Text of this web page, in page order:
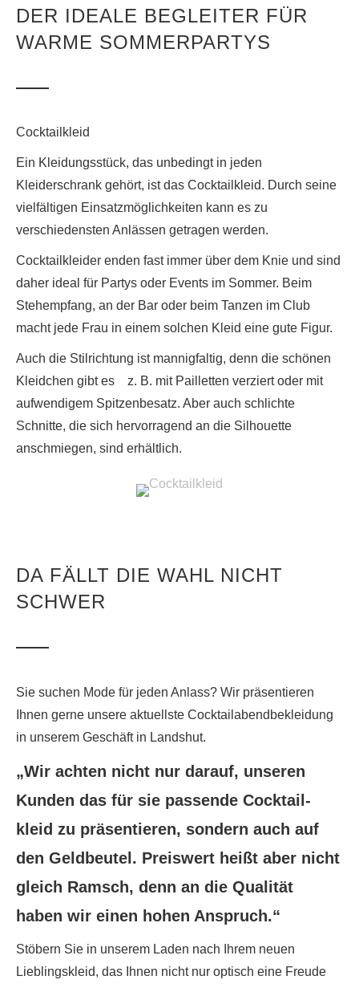
DER IDEALE BEGLEITER FÜR
WARME SOMMERPARTYS
Cocktailkleid
Ein Kleidungsstück, das unbedingt in jeden
Kleiderschrank gehört, ist das Cocktailkleid. Durch seine
vielfältigen Einsatzmöglichkeiten kann es zu
verschiedensten Anlässen getragen werden.
Cocktailkleider enden fast immer über dem Knie und sind
daher ideal für Partys oder Events im Sommer. Beim
Stehempfang, an der Bar oder beim Tanzen im Club
macht jede Frau in einem solchen Kleid eine gute Figur.
Auch die Stilrichtung ist mannigfaltig, denn die schönen
Kleidchen gibt es z. B. mit Pailletten verziert oder mit
aufwendigem Spitzenbesatz. Aber auch schlichte
Schnitte, die sich hervorragend an die Silhouette
anschmiegen, sind erhältlich.
DA FÄLLT DIE WAHL NICHT
SCHWER
Sie suchen Mode für jeden Anlass? Wir präsentieren
Ihnen gerne unsere aktuellste Cocktailabendbekleidung
in unserem Geschäft in Landshut.
„Wir achten nicht nur darauf, unseren
Kunden das für sie passende Cocktail-
kleid zu präsentieren, sondern auch auf
den Geldbeutel. Preiswert heißt aber nicht
gleich Ramsch, denn an die Qualität
haben wir einen hohen Anspruch.“
Stöbern Sie in unserem Laden nach Ihrem neuen
Lieblingskleid, das Ihnen nicht nur optisch eine Freude